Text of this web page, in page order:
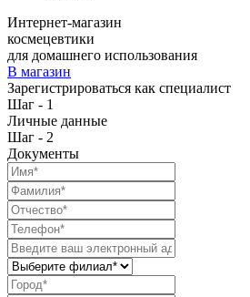
Интернет-магазин
космецевтики
для домашнего использования
В магазин
Зарегистрироваться как специалист
Шаг - 1
Личные данные
Шаг - 2
Документы